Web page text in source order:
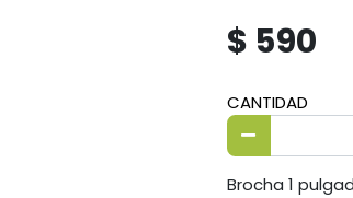
$ 590
CANTIDAD
Brocha 1